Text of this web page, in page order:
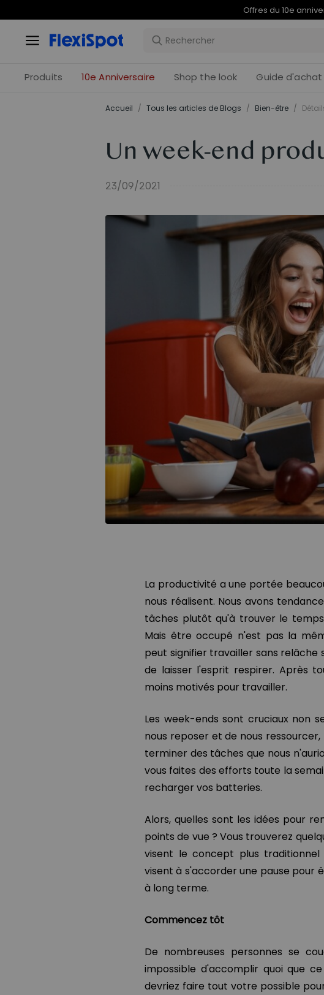
Offres du 10e
Produits 10e Anniversaire Shop the look Guide d'achat
Accueil / Tous les articles de Blogs / Bien-être /
Un week-end
23/09/2021
La productivité a une portée
nous réalisent. Nous avons
tâches plutôt qu'à trouver le
Mais être occupé n'est pas la
peut signifier travailler sans relâche
de laisser l'esprit respirer. Après
moins motivés pour travailler.
Les week-ends sont cruciaux non
nous reposer et de nous
terminer des tâches que nous
vous faites des efforts toute la
recharger vos batteries.
Alors, quelles sont les idées pour
points de vue ? Vous trouverez
visent le concept plus
visent à s'accorder une pause pour
à long terme.
Commencez tôt
De nombreuses personnes se
impossible d'accomplir quoi que
devriez faire tout votre possible